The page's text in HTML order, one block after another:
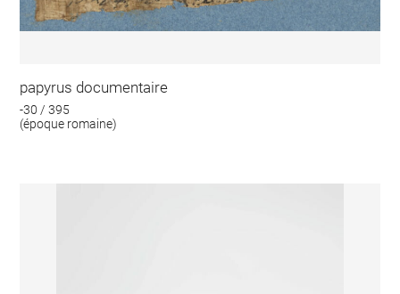
papyrus documentaire
-30 / 395
(époque romaine)